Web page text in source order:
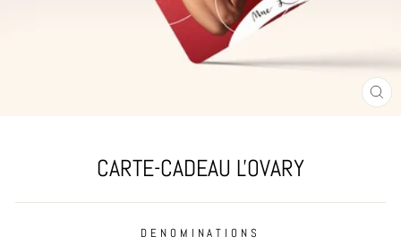
CARTE-CADEAU L'OVARY
DENOMINATIONS